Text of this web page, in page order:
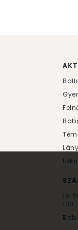
18.
100.